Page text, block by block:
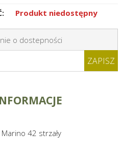
Produkt niedostępny
o dostepności
ZAPISZ
42 strzały